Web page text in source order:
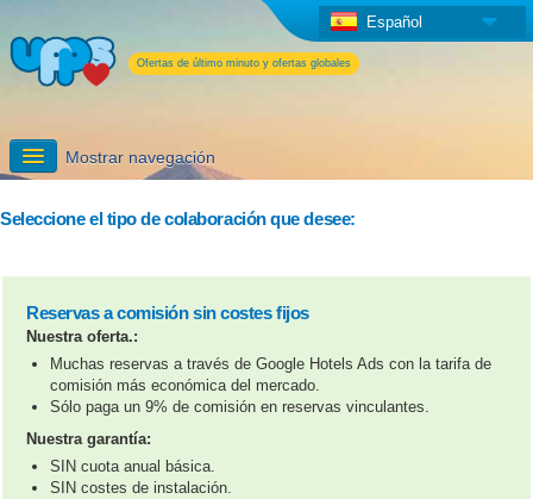
Ofertas de último minuto y ofertas globales
Español
Mostrar navegación
Servicios adicionales de UPPS
Seleccione el tipo de colaboración que desee:
Reservas a comisión sin costes fijos
Nuestra oferta.:
Muchas reservas a través de Google Hotels Ads con la tarifa de
comisión más económica del mercado.
Sólo paga un 9% de comisión en reservas vinculantes.
Nuestra garantía:
SIN cuota anual básica.
SIN costes de instalación.